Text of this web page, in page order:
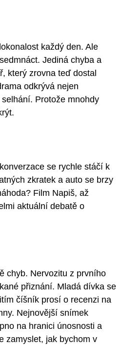
každý den. Ale
Jediná chyba a
který zrovna teď dostal
odkrývá nejen
Protože mnohdy
se rychle stáčí k
zkratek a auto se brzy
Film Napiš, až
aktuální debatě o
chyb. Nervozitu z prvního
přiznání. Mladá dívka se
číšník prosí o recenzi na
Nejnovější snímek
na hranici únosnosti a
zamyslet, jak bychom v